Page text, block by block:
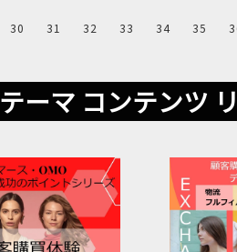
30 31 32 33 34 35
テーマ コンテンツ